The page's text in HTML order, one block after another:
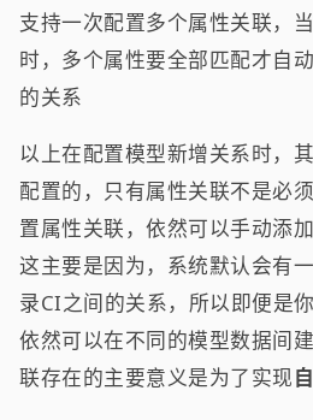
支持一次配置多个属性关联，
时，多个属性要全部匹配才自
的关系
以上在配置模型新增关系时，
配置的，只有属性关联不是必
置属性关联，依然可以手动添
这主要是因为，系统默认会有
录CI之间的关系，所以即便是
依然可以在不同的模型数据间
联存在的主要意义是为了实现